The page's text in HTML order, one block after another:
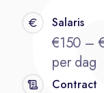
Salaris
€150 –
per dag
Contract